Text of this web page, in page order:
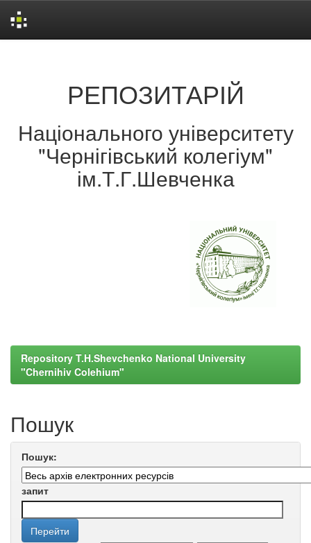
РЕПОЗИТАРІЙ
Національного університету
"Чернігівський колегіум"
ім.Т.Г.Шевченка
Repository T.H.Shevchenko National University
"Chernihiv Colehium"
Пошук
Пошук:
запит